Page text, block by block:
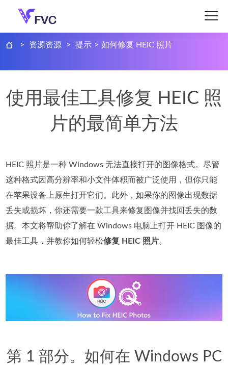
> 资源资源 > 提示 > 如何修复 HEIC 照片
使用最佳工具修复 HEIC 照
片的最简单方法
HEIC 照片是一种 Windows 无法直接打开的图像格式。尽管
这种格式因高分辨率和小文件体积而被广泛使用，但你只能
在苹果设备上原生打开它们。此外，如果你的图像出现数据
丢失或损坏，你还需要一款工具来修复图像并找回丢失的数
据。本文将帮助你了解在 Windows 电脑上打开 HEIC 图像的
最佳工具，并教你如何轻松修复 HEIC 照片。
第 1 部分。如何在 Windows PC